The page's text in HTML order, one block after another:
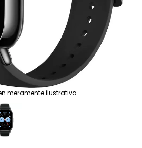
meramente ilustrativa